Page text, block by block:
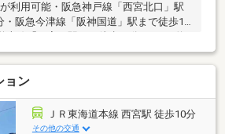
利用可能・阪急神戸線「西宮北口」駅
・阪急今津線「阪神国道」駅まで徒歩14
南向きバルコニーに面しています■調理
ゲストとの会話が弾む、対面式キッチン
間を通して快適に使用できる温水洗浄
入れのしやすい、全居室フローリング
階建ての3階部分■西宮市立深津小学校ま
宮市立深津中学校まで約480m■2026年7
ョン
ＪＲ東海道本線 西宮駅 徒歩10分
その他の交通